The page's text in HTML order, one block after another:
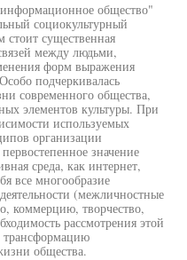
общество"
социокультурный
стоит существенная
между людьми,
форм выражения
подчеркивалась
современного общества,
элементов культуры. При
используемых
организации
значение
среда, как интернет,
все многообразие
(межличностные
коммерцию, творчество,
рассмотрения этой
трансформацию
общества.